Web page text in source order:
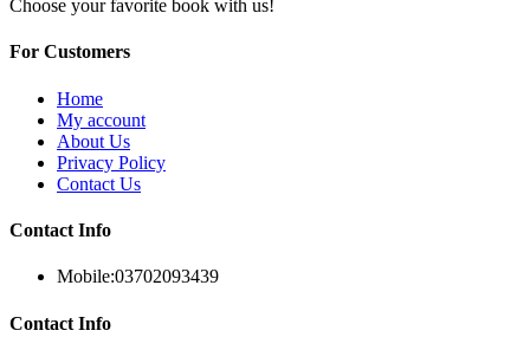
Choose your favorite book with us!
For Customers
Home
My account
About Us
Privacy Policy
Contact Us
Contact Info
Mobile:03702093439
Contact Info